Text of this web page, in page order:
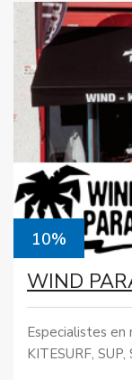
10%
WIND
Especialistes en
KITESURF,